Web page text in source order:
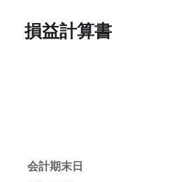
損益計算書
会計期末日